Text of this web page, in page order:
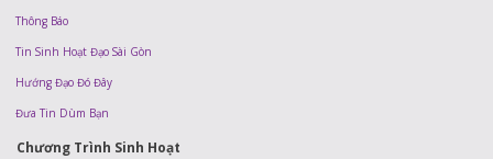
Thông Báo
Tin Sinh Hoạt Đạo Sài Gòn
Hướng Đạo Đó Đây
Đưa Tin Dùm Bạn
Chương Trình Sinh Hoạt